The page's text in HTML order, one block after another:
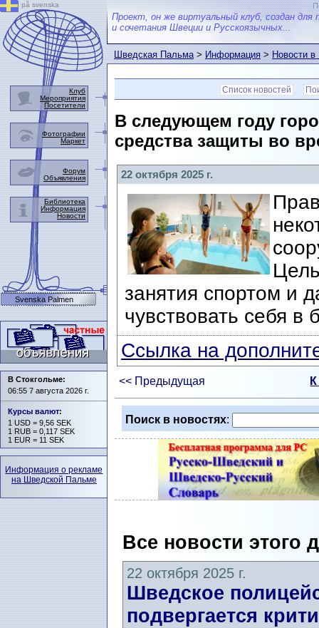
Проект, он же виртуальный клуб, создан для
и сочетания Швеции и Русскоязычных...
Шведская Пальма>Информация>Новости
Список новостей
В следующем году
средства защиты во
22 октября 2025 г.
занятия спортом и
чувствовать себя в
Ссылка на
<< Предыдущая
Поиск в новостях:
Все новости этого
22 октября 2025 г.
Шведское
подвергается
på svenska
Клуб
Мероприятия
Посетители
Фотографии
Маркет
Форум
Объявления
Библиотека
Информация
Новости
Svenska Palmen
В Стокгольме:
06:55 7 августа 2026 г.
Курсы валют:
1 USD = 9,56 SEK
1 RUB = 0,117 SEK
1 EUR = 11 SEK
Информация о рекламе
на Шведской Пальме